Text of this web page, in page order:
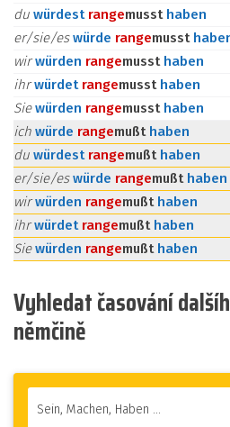
du würdest rangemusst haben
er/sie/eswürde rangemusst
wirwürden rangemusst haben
ihrwürdet rangemusst haben
Siewürden rangemusst haben
ich würde rangemußt haben
du würdest rangemußt haben
er/sie/eswürde rangemußt haben
wirwürden rangemußt haben
ihrwürdet rangemußt haben
Siewürden rangemußt haben
Vyhledat časování
němčině